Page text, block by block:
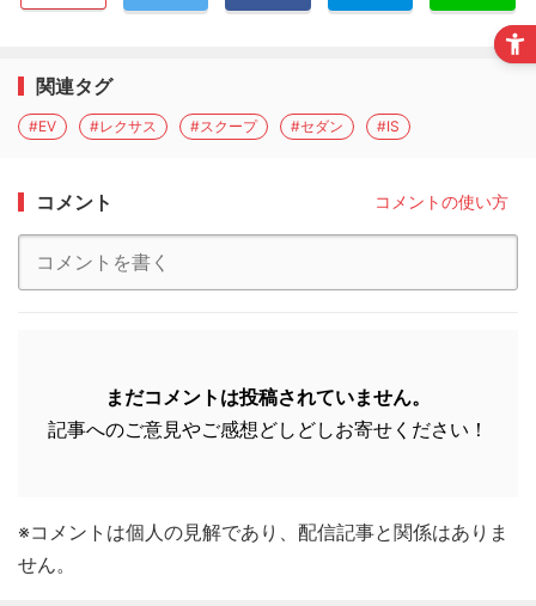
関連タグ
#EV #レクサス #スクープ #セダン #IS
コメント コメントの使い方
まだコメントは投稿されていません。
記事へのご意見やご感想どしどしお寄せください！
※コメントは個人の見解であり、配信記事と関係はありま
せん。